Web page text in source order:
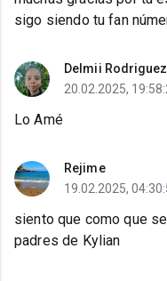
sigo siendo tu fan
Delmii Rodriguez
20.02.2025,
Lo Amé
Rejime
19.02.2025,
siento que como que
padres de Kylian